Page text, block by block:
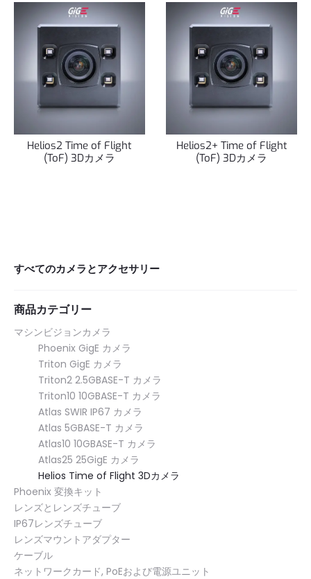
Helios2 Time of Flight
(ToF) 3Dカメラ
Helios2+ Time of Flight
(ToF) 3Dカメラ
すべてのカメラとアクセサリー
商品カテゴリー
マシンビジョンカメラ
Phoenix GigE カメラ
Triton GigE カメラ
Triton2 2.5GBASE-T カメラ
Triton10 10GBASE-T カメラ
Atlas SWIR IP67 カメラ
Atlas 5GBASE-T カメラ
Atlas10 10GBASE-T カメラ
Atlas25 25GigE カメラ
Helios Time of Flight 3Dカメラ
Phoenix 変換キット
レンズとレンズチューブ
IP67レンズチューブ
レンズマウントアダプター
ケーブル
ネットワークカード, PoEおよび電源ユニット